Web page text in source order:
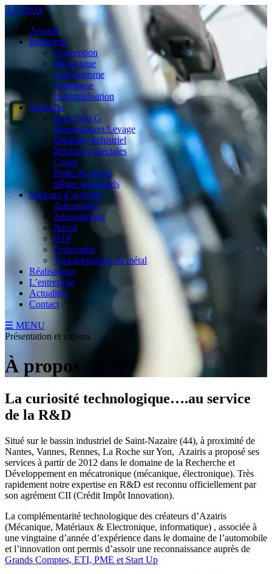
AZAIRIS
Accueil
Ingénierie
Conception
Mécanique
Automatisme
Cobotique
Industrialisation
Solutions
Bras Zéro G
Manipulation/Levage
Outillage industriel
Machines spéciales
Cobot
Poste de travail
Sièges industriels
Secteurs d’activités
Automotive
Aéronautique
Naval
BTP
Ferroviaire
Transformation du métal
Réalisations
L’entreprise
Actualités
Contact
☰ MENU
Présentation et valeurs
À propos
La curiosité technologique….au service
de la R&D
Situé sur le bassin industriel de Saint-Nazaire (44), à proximité de
Nantes, Vannes, Rennes, La Roche sur Yon, Azairis a proposé ses
services à partir de 2012 dans le domaine de la Recherche et
Développement en mécatronique (mécanique, électronique). Très
rapidement notre expertise en R&D est reconnu officiellement par
son agrément CII (Crédit Impôt Innovation).
La complémentarité technologique des créateurs d’Azairis
(Mécanique, Matériaux & Electronique, informatique) , associée à
une vingtaine d’année d’expérience dans le domaine de l’automobile
et l’innovation ont permis d’assoir une reconnaissance auprès de
Grands Comptes, ETI, PME et Start Up